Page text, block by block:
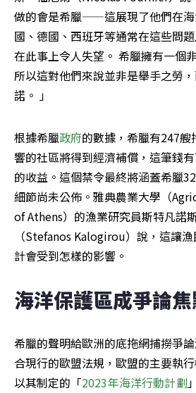
做的會是希臘——這展現了他們在
國、德國、西班牙等通常在這些問
在此事上令人失望。 希臘擁有一個
所以這對他們來說並非是舉手之勞
諾。 」
根據希臘政府的數據，希臘有247
響的社區將得到經濟補償，這筆錢
的收益。這個禁令最終將涵蓋希臘
細節尚未公佈。雅典農業大學（
of Athens）的漁業研究員斯特凡諾
（Stefanos Kalogirou）說，這讓
計會受到怎樣的影響。
海洋保護區成爭論
希臘的聲明給歐洲的底拖網捕撈爭
合現行的歐盟法規，歐盟的主要執
以其制定的「2023年海洋行動計劃